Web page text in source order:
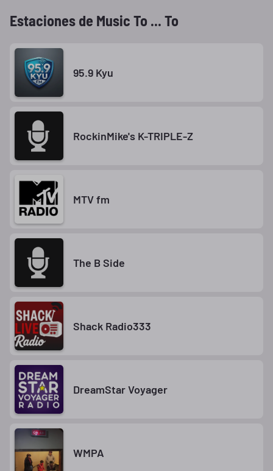
Estaciones de Music To ... To
95.9 Kyu
RockinMike's K-TRIPLE-Z
MTV fm
The B Side
Shack Radio333
DreamStar Voyager
WMPA